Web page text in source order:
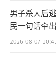
男子杀人后
民一句话牵
2026-08-07